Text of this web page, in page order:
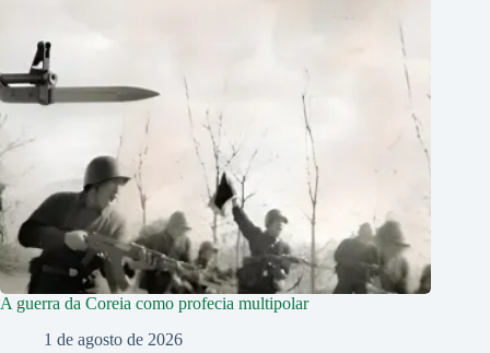
A guerra da Coreia como profecia multipolar
1 de agosto de 2026